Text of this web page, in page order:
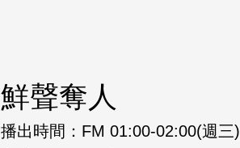
鮮聲奪人
播出時間： FM 01:00-02:00(週三)